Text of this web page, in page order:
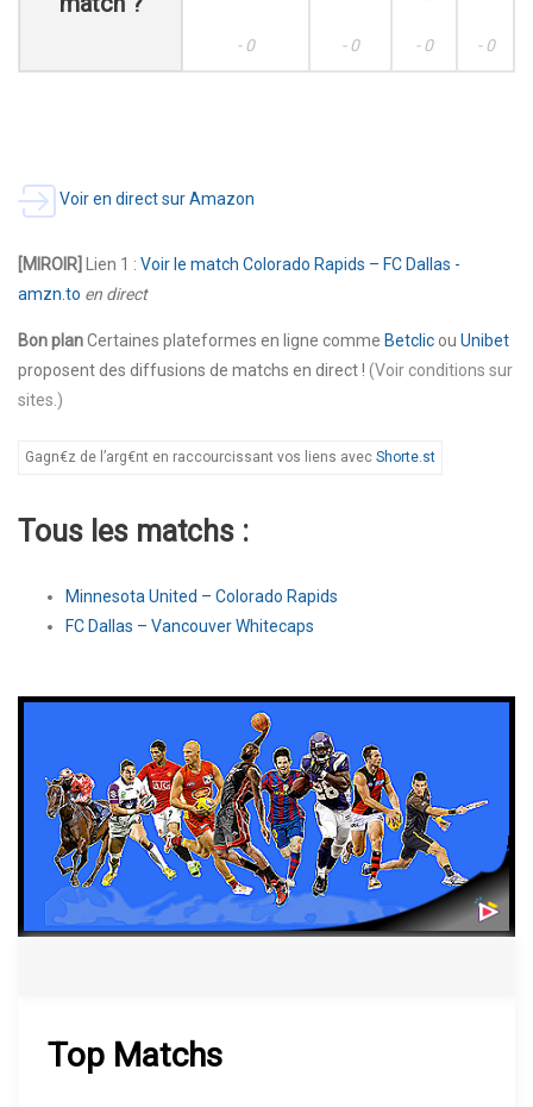
- 0 - 0 - 0 - 0
Voir en direct sur Amazon
[MIROIR] Lien 1 : Voir le match Colorado Rapids – FC Dallas -
amzn.to en direct
Bon planCertaines plateformes en ligne comme Betclic ou Unibet
proposent des diffusions de matchs en direct ! (Voir conditions sur
sites.)
Gagn€z de l’arg€nt en raccourcissant vos liens avec Shorte.st
Tous les matchs :
Minnesota United – Colorado Rapids
FC Dallas – Vancouver Whitecaps
Top Matchs